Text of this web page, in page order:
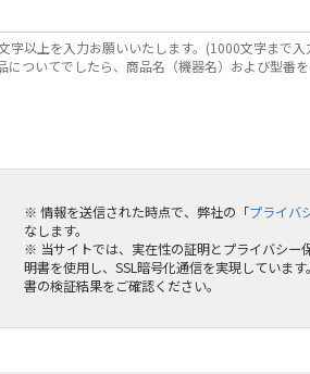
字以上を入力お願いいたします。(1000文字まで
についてでしたら、商品名（機器名）および型番を
※ 情報を送信された時点で、弊社の「プライバ
なします。
※ 当サイトでは、実在性の証明とプライバシー
明書を使用し、SSL暗号化通信を実現していま
書の検証結果をご確認ください。